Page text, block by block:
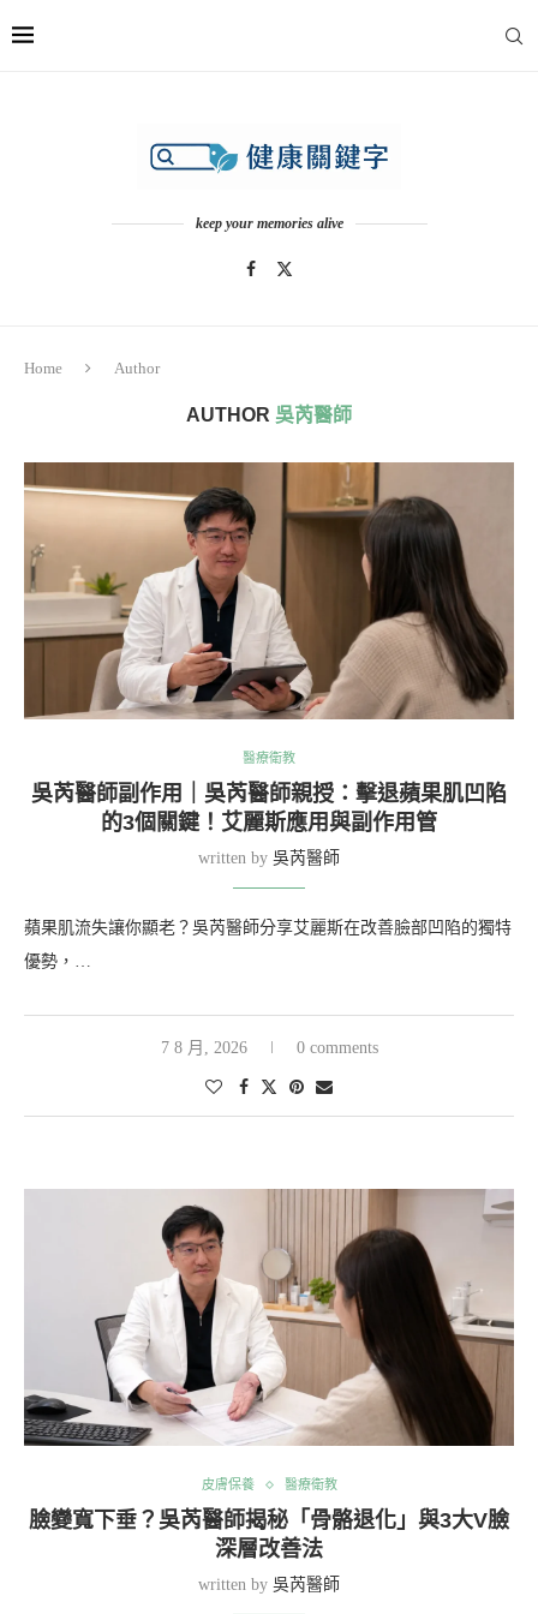
keep your memories alive
Home Author
AUTHOR 吳芮醫師
醫療衛教
吳芮醫師副作用｜吳芮醫師親授：擊退蘋果肌凹陷
的3個關鍵！艾麗斯應用與副作用管
written by 吳芮醫師
蘋果肌流失讓你顯老？吳芮醫師分享艾麗斯在改善臉部凹陷的獨特
優勢，…
7 8 月, 2026 0 comments
皮膚保養 醫療衛教
臉變寬下垂？吳芮醫師揭秘「骨骼退化」與3大V臉
深層改善法
written by 吳芮醫師